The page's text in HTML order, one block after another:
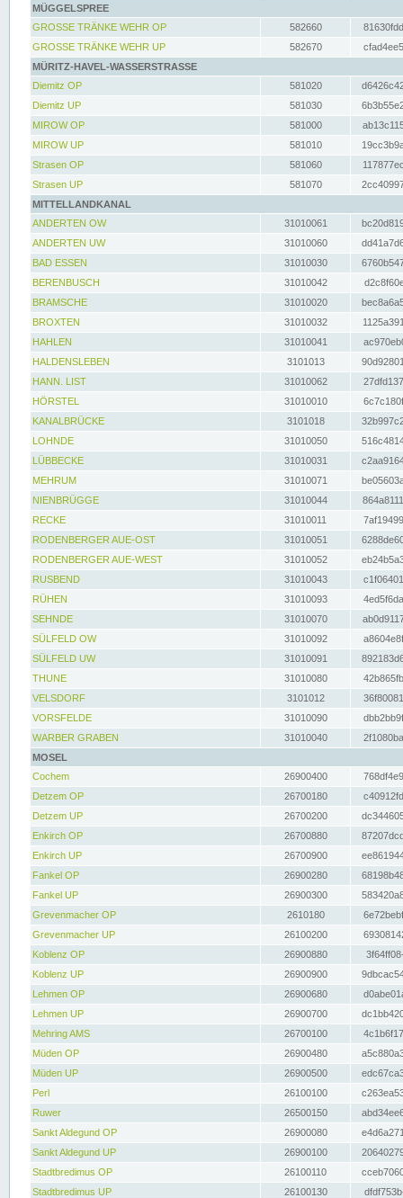
MÜGGELSPREE
GROSSE TRÄNKE WEHR OP
582660
GROSSE TRÄNKE WEHR UP
582670
MÜRITZ-HAVEL-WASSERSTRASSE
Diemitz OP
581020
Diemitz UP
581030
MIROW OP
581000
MIROW UP
581010
Strasen OP
581060
Strasen UP
581070
MITTELLANDKANAL
ANDERTEN OW
31010061
ANDERTEN UW
31010060
BAD ESSEN
31010030
BERENBUSCH
31010042
BRAMSCHE
31010020
BROXTEN
31010032
HAHLEN
31010041
HALDENSLEBEN
3101013
HANN. LIST
31010062
HÖRSTEL
31010010
KANALBRÜCKE
3101018
LOHNDE
31010050
LÜBBECKE
31010031
MEHRUM
31010071
NIENBRÜGGE
31010044
RECKE
31010011
RODENBERGER AUE-OST
31010051
RODENBERGER AUE-WEST
31010052
RUSBEND
31010043
RÜHEN
31010093
SEHNDE
31010070
SÜLFELD OW
31010092
SÜLFELD UW
31010091
THUNE
31010080
VELSDORF
3101012
VORSFELDE
31010090
WARBER GRABEN
31010040
MOSEL
Cochem
26900400
Detzem OP
26700180
Detzem UP
26700200
Enkirch OP
26700880
Enkirch UP
26700900
Fankel OP
26900280
Fankel UP
26900300
Grevenmacher OP
2610180
Grevenmacher UP
26100200
Koblenz OP
26900880
Koblenz UP
26900900
Lehmen OP
26900680
Lehmen UP
26900700
Mehring AMS
26700100
Müden OP
26900480
Müden UP
26900500
Perl
26100100
Ruwer
26500150
Sankt Aldegund OP
26900080
Sankt Aldegund UP
26900100
Stadtbredimus OP
26100110
Stadtbredimus UP
26100130